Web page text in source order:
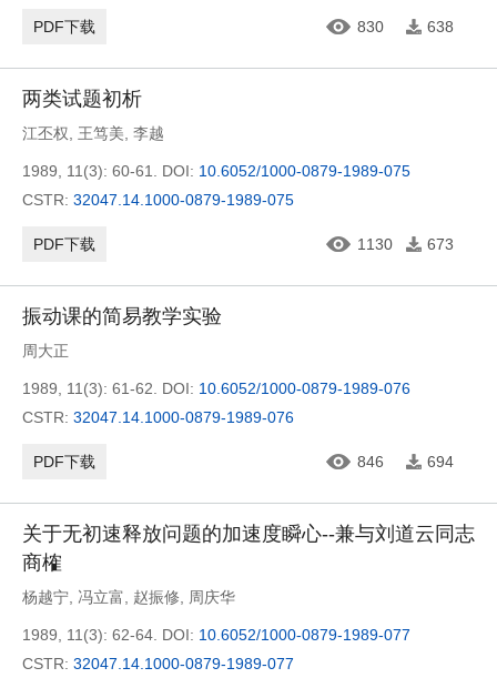
PDF下载 830 638
两类试题初析
江丕权 王笃美 李越
1989, 11(3): 60-61. DOI: 10.6052/1000-0879-1989-075
CSTR: 32047.14.1000-0879-1989-075
PDF下载 1130 673
振动课的简易教学实验
周大正
1989, 11(3): 61-62. DOI: 10.6052/1000-0879-1989-076
CSTR: 32047.14.1000-0879-1989-076
PDF下载 846 694
关于无初速释放问题的加速度瞬心--兼与刘道云同志
商榷
杨越宁 冯立富 赵振修 周庆华
1989, 11(3): 62-64. DOI: 10.6052/1000-0879-1989-077
CSTR: 32047.14.1000-0879-1989-077